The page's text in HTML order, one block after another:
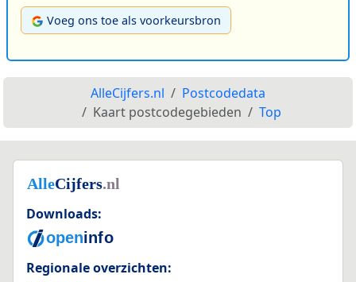
Voeg ons toe als voorkeursbron
AlleCijfers.nl
Postcodedata
Kaart postcodegebieden
Top
Downloads:
Regionale overzichten: